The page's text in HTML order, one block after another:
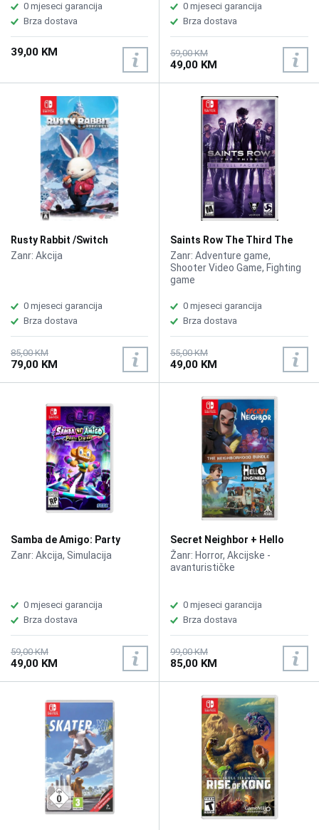
0 mjeseci garancija
Brza dostava
39,00 KM
0 mjeseci garancija
Brza dostava
59,00 KM
49,00 KM
Rusty Rabbit /Switch
Zanr: Akcija
0 mjeseci garancija
Brza dostava
85,00 KM
79,00 KM
Saints Row The Third The
Full Package /Switch
Zanr: Adventure game,
Shooter Video Game, Fighting
game
0 mjeseci garancija
Brza dostava
55,00 KM
49,00 KM
Samba de Amigo: Party
Central /Switch
Zanr: Akcija, Simulacija
0 mjeseci garancija
Brza dostava
59,00 KM
49,00 KM
Secret Neighbor + Hello
Engineer /Switch
Žanr: Horror, Akcijske -
avanturističke
0 mjeseci garancija
Brza dostava
99,00 KM
85,00 KM